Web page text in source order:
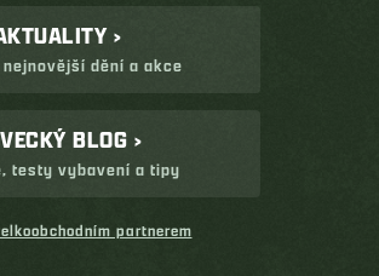
›
dění a akce
BLOG ›
testy vybavení a tipy
partnerem